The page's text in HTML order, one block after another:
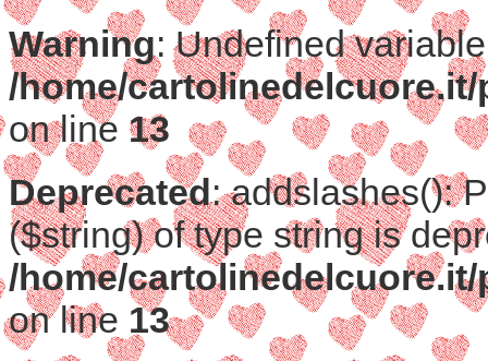
Warning: Undefined
/home/
on line 13
Deprecated: addslashes():
($string) of type string is
/home/
on line 13